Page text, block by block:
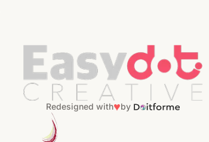
Redesigned with♥by